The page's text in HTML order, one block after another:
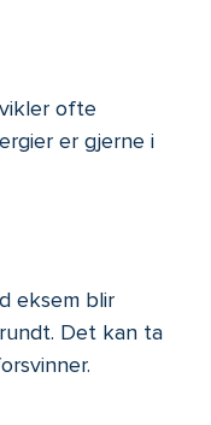
ofte
er gjerne i
eksem blir
Det kan ta